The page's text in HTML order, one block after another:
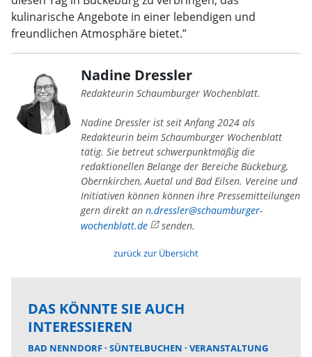
kulinarische Angebote in einer lebendigen und
freundlichen Atmosphäre bietet.”
Nadine Dressler
Redakteurin Schaumburger Wochenblatt.
Nadine Dressler ist seit Anfang 2024 als
Redakteurin beim Schaumburger Wochenblatt
tätig. Sie betreut schwerpunktmäßig die
redaktionellen Belange der Bereiche Bückeburg,
Obernkirchen, Auetal und Bad Eilsen. Vereine und
Initiativen können können ihre Pressemitteilungen
gern direkt an n.dressler@schaumburger-
wochenblatt.de
senden.
zurück zur Übersicht
DAS KÖNNTE SIE AUCH
INTERESSIEREN
BAD NENNDORF SÜNTELBUCHEN VERANSTALTUNG